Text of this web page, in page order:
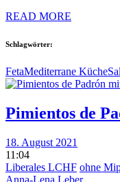
READ MORE
Schlagwörter:
FetaMediterrane Küche
Pimientos de
18. August 2021
11:04
Liberales LCHF ohne
Anna-Lena Leber